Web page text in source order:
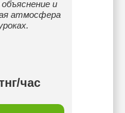
и
атмосфера
час